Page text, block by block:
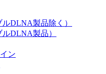
DLNA製品除く）
DLNA製品）
ン